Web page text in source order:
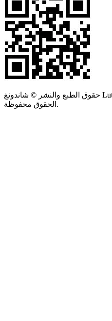
حقوق الطبع والنشر © شاندونغ Lutseepump الصناعة المحدودة. كل
الحقوق محفوظة.